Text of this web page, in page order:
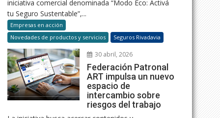
iniciativa comercial denominada “Modo Eco: Activá
tu Seguro Sustentable”,...
Empresas en acción
Novedades de productos y servicios
Seguros Rivadavia
30 abril, 2026
Federación Patronal
ART impulsa un nuevo
espacio de
intercambio sobre
riesgos del trabajo